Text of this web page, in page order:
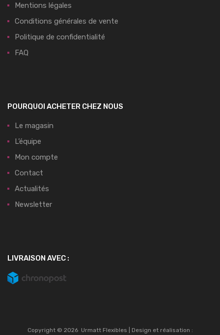
Mentions légales
Conditions générales de vente
Politique de confidentialité
FAQ
POURQUOI ACHETER CHEZ NOUS
Le magasin
L’équipe
Mon compte
Contact
Actualités
Newsletter
LIVRAISON AVEC :
Copyright © 2026 Urmatt Flexibles | Design et réalisation :